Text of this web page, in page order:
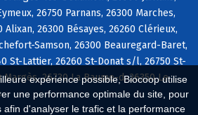
expérience possible, Biocoop utilise
une performance optimale du site, pour
afin d'analyser le trafic et la performance
26750 Parnans, 26300 Marches,
Alixan, 26300 Bésayes, 26260 Clérieux,
Samson, 26300 Beauregard-Baret,
St-Lattier, 26260 St-Donat s/l, 26750 St-
26730 La Baume-d, 26350 Le